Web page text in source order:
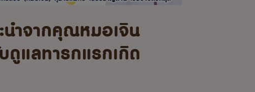
นำจากคุณหมอเจิน
ดูแลทารกแรกเกิด